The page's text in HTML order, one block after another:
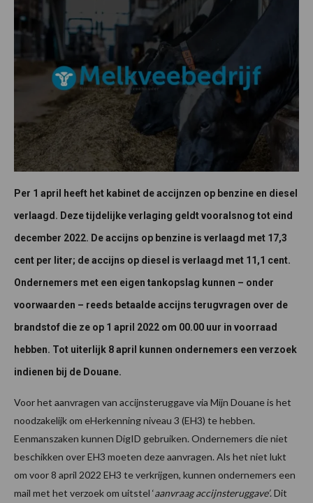
Per 1 april heeft het kabinet de accijnzen op benzine en diesel
verlaagd. Deze tijdelijke verlaging geldt vooralsnog tot eind
december 2022. De accijns op benzine is verlaagd met 17,3
cent per liter; de accijns op diesel is verlaagd met 11,1 cent.
Ondernemers met een eigen tankopslag kunnen – onder
voorwaarden – reeds betaalde accijns terugvragen over de
brandstof die ze op 1 april 2022 om 00.00 uur in voorraad
hebben. Tot uiterlijk 8 april kunnen ondernemers een verzoek
indienen bij de Douane.
Voor het aanvragen van accijnsteruggave via Mijn Douane is het
noodzakelijk om eHerkenning niveau 3 (EH3) te hebben.
Eenmanszaken kunnen DigID gebruiken. Ondernemers die niet
beschikken over EH3 moeten deze aanvragen. Als het niet lukt
om voor 8 april 2022 EH3 te verkrijgen, kunnen ondernemers een
mail met het verzoek om uitstel ‘aanvraag accijnsteruggave’. Dit